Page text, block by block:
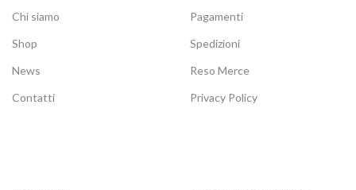
Chi siamo
Shop
News
Contatti
Pagamenti
Spedizioni
Reso Merce
Privacy Policy